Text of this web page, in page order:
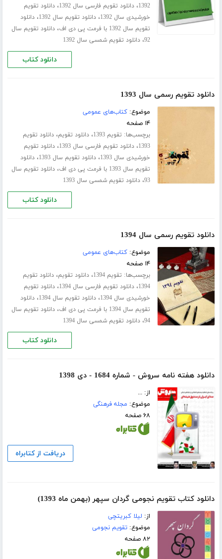
1392،دانلود تقویم فارسی سال 1392 ،دانلود تقویم
خورشیدی سال 1392
،دانلود تقویم سال 1392 ،دانلود
تقویم سال 1392 با فرمت پی دی اف
،دانلود تقویم سال
92،دانلود تقویم شمسی سال 1392
دانلود کتاب
دانلود تقویم رسمی سال 1393
موضوع:کتاب‌های عمومی
۱۴ صفحه
برچسب‌ها: تقویم 1393 ،دانلود تقویم،دانلود تقویم
1393،دانلود تقویم فارسی سال 1393 ،دانلود تقویم
خورشیدی سال 1393
،دانلود تقویم سال 1393 ،دانلود
تقویم سال 1393 با فرمت پی دی اف
،دانلود تقویم سال
93،دانلود تقویم شمسی سال 1393
دانلود کتاب
دانلود تقویم رسمی سال 1394
موضوع:کتاب‌های عمومی
۱۴ صفحه
برچسب‌ها: تقویم 1394 ،دانلود تقویم،دانلود تقویم
1394،دانلود تقویم فارسی سال 1394 ،دانلود تقویم
خورشیدی سال 1394
،دانلود تقویم سال 1394 ،دانلود
تقویم سال 1394 با فرمت پی دی اف
،دانلود تقویم سال
94،دانلود تقویم شمسی سال 1394
دانلود کتاب
دانلود هفته نامه سروش - شماره 1684 - دی 1398
از: ...
موضوع: مجله فرهنگی
۶۸ صفحه
دریافت از کتابراه
دانلود کتاب تقویم نجومی گردان سپهر (بهمن ماه 1393)
از: لیلا کبریتچی
موضوع:تقویم نجومی
۸۲ صفحه